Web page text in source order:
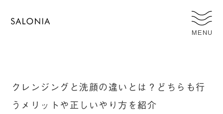
MENU
クレンジングと洗顔の違いとは？どちらも行
うメリットや正しいやり方を紹介